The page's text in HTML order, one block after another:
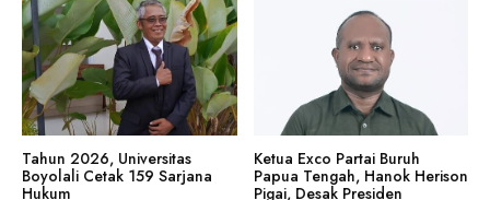
Tahun 2026, Universitas
Boyolali Cetak 159 Sarjana
Hukum
Ketua Exco Partai Buruh
Papua Tengah, Hanok Herison
Pigai, Desak Presiden